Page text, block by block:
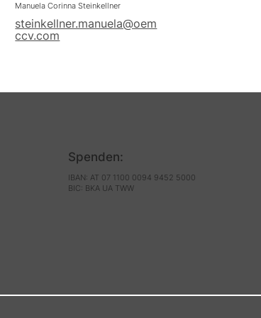
Manuela Corinna Steinkellner
steinkellner.manuela@oem
ccv.com
Spenden:
IBAN: AT 07 1100 0094 9452 5000
BIC: BKA UA TWW